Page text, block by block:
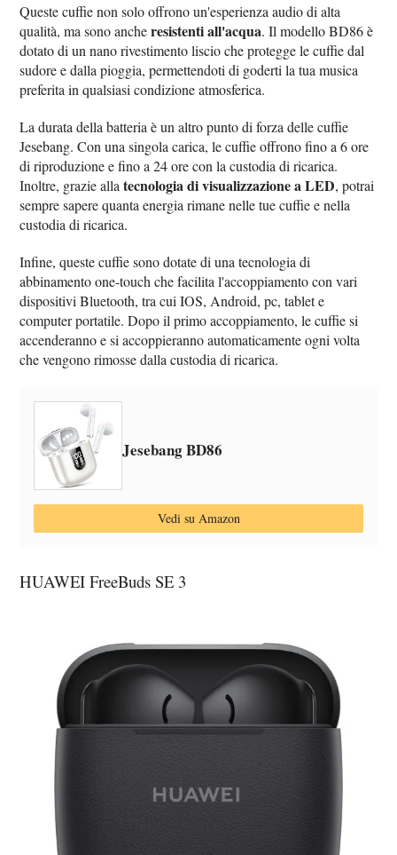
Queste cuffie non solo offrono un'esperienza audio di alta
qualità, ma sono ancheresistenti all'acqua. Il modello BD86 è
dotato di un nano rivestimento liscio che protegge le cuffie dal
sudore e dalla pioggia, permettendoti di goderti la tua musica
preferita in qualsiasi condizione atmosferica.
La durata della batteria è un altro punto di forza delle cuffie
Jesebang. Con una singola carica, le cuffie offrono fino a 6 ore
di riproduzione e fino a 24 ore con la custodia di ricarica.
Inoltre, grazie allatecnologia di visualizzazione a LED, potrai
sempre sapere quanta energia rimane nelle tue cuffie e nella
custodia di ricarica.
Infine, queste cuffie sono dotate di una tecnologia di
abbinamento one-touch che facilita l'accoppiamento con vari
dispositivi Bluetooth, tra cui IOS, Android, pc, tablet e
computer portatile. Dopo il primo accoppiamento, le cuffie si
accenderanno e si accoppieranno automaticamente ogni volta
che vengono rimosse dalla custodia di ricarica.
Jesebang BD86
Vedi su Amazon
HUAWEI FreeBuds SE 3